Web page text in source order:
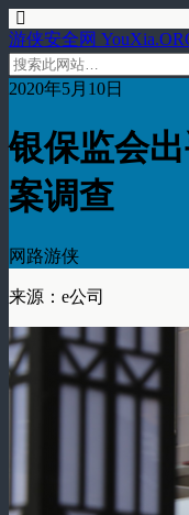
游侠安全网
2020年5月10日
银保监会
案调查
网路游侠
来源：e公司